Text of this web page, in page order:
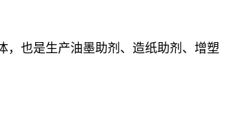
，也是生产油墨助剂、造纸助剂、增塑